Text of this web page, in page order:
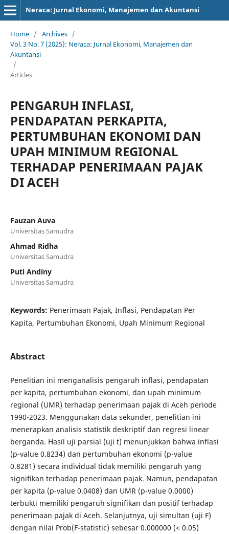
Neraca: Jurnal Ekonomi, Manajemen dan Akuntansi
Home / Archives /
Vol. 3 No. 7 (2025): Neraca: Jurnal Ekonomi, Manajemen dan
Akuntansi
/
Articles
PENGARUH INFLASI,
PENDAPATAN PERKAPITA,
PERTUMBUHAN EKONOMI DAN
UPAH MINIMUM REGIONAL
TERHADAP PENERIMAAN PAJAK
DI ACEH
Fauzan Auva
Universitas Samudra
Ahmad Ridha
Universitas Samudra
Puti Andiny
Universitas Samudra
Keywords: Penerimaan Pajak, Inflasi, Pendapatan Per
Kapita, Pertumbuhan Ekonomi, Upah Minimum Regional
Abstract
Penelitian ini menganalisis pengaruh inflasi, pendapatan
per kapita, pertumbuhan ekonomi, dan upah minimum
regional (UMR) terhadap penerimaan pajak di Aceh periode
1990-2023. Menggunakan data sekunder, penelitian ini
menerapkan analisis statistik deskriptif dan regresi linear
berganda. Hasil uji parsial (uji t) menunjukkan bahwa inflasi
(p-value 0.8234) dan pertumbuhan ekonomi (p-value
0.8281) secara individual tidak memiliki pengaruh yang
signifikan terhadap penerimaan pajak. Namun, pendapatan
per kapita (p-value 0.0408) dan UMR (p-value 0.0000)
terbukti memiliki pengaruh signifikan dan positif terhadap
penerimaan pajak di Aceh. Selanjutnya, uji simultan (uji F)
dengan nilai Prob(F-statistic) sebesar 0.000000 (< 0.05)